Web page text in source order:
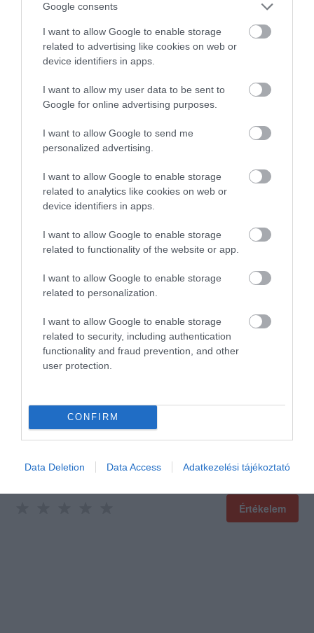
Google consents
I want to allow Google to enable storage
related to advertising like cookies on web or
device identifiers in apps.
I want to allow my user data to be sent to
Google for online advertising purposes.
I want to allow Google to send me
personalized advertising.
I want to allow Google to enable storage
related to analytics like cookies on web or
device identifiers in apps.
I want to allow Google to enable storage
related to functionality of the website or app.
I want to allow Google to enable storage
related to personalization.
I want to allow Google to enable storage
related to security, including authentication
functionality and fraud prevention, and other
user protection.
CONFIRM
Data Deletion Data Access Adatkezelési tájékoztató
Értékelések Értékeld Te is
5.0 5 2
3 0
1 0
Máté Bence
2017. Január 3.
csocsóasztallal, olcsó piákkal
és csinos vegyészlányokkal ;)
Jelentés
Értékeld Te is!
Értékelem